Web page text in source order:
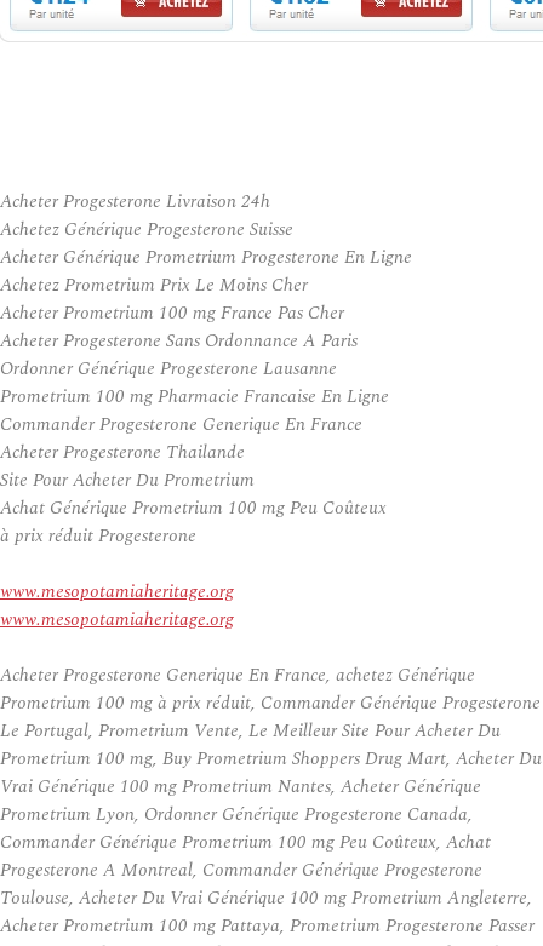
Acheter Progesterone Livraison 24h
Achetez Générique Progesterone Suisse
Acheter Générique Prometrium Progesterone En Ligne
Achetez Prometrium Prix Le Moins Cher
Acheter Prometrium 100 mg France Pas Cher
Acheter Progesterone Sans Ordonnance A Paris
Ordonner Générique Progesterone Lausanne
Prometrium 100 mg Pharmacie Francaise En Ligne
Commander Progesterone Generique En France
Acheter Progesterone Thailande
Site Pour Acheter Du Prometrium
Achat Générique Prometrium 100 mg Peu Coûteux
à prix réduit Progesterone
www.mesopotamiaheritage.org
www.mesopotamiaheritage.org
Acheter Progesterone Generique En France, achetez Générique
Prometrium 100 mg à prix réduit, Commander Générique Progesterone
Le Portugal, Prometrium Vente, Le Meilleur Site Pour Acheter Du
Prometrium 100 mg, Buy Prometrium Shoppers Drug Mart, Acheter Du
Vrai Générique 100 mg Prometrium Nantes, Acheter Générique
Prometrium Lyon, Ordonner Générique Progesterone Canada,
Commander Générique Prometrium 100 mg Peu Coûteux, Achat
Progesterone A Montreal, Commander Générique Progesterone
Toulouse, Acheter Du Vrai Générique 100 mg Prometrium Angleterre,
Acheter Prometrium 100 mg Pattaya, Prometrium Progesterone Passer